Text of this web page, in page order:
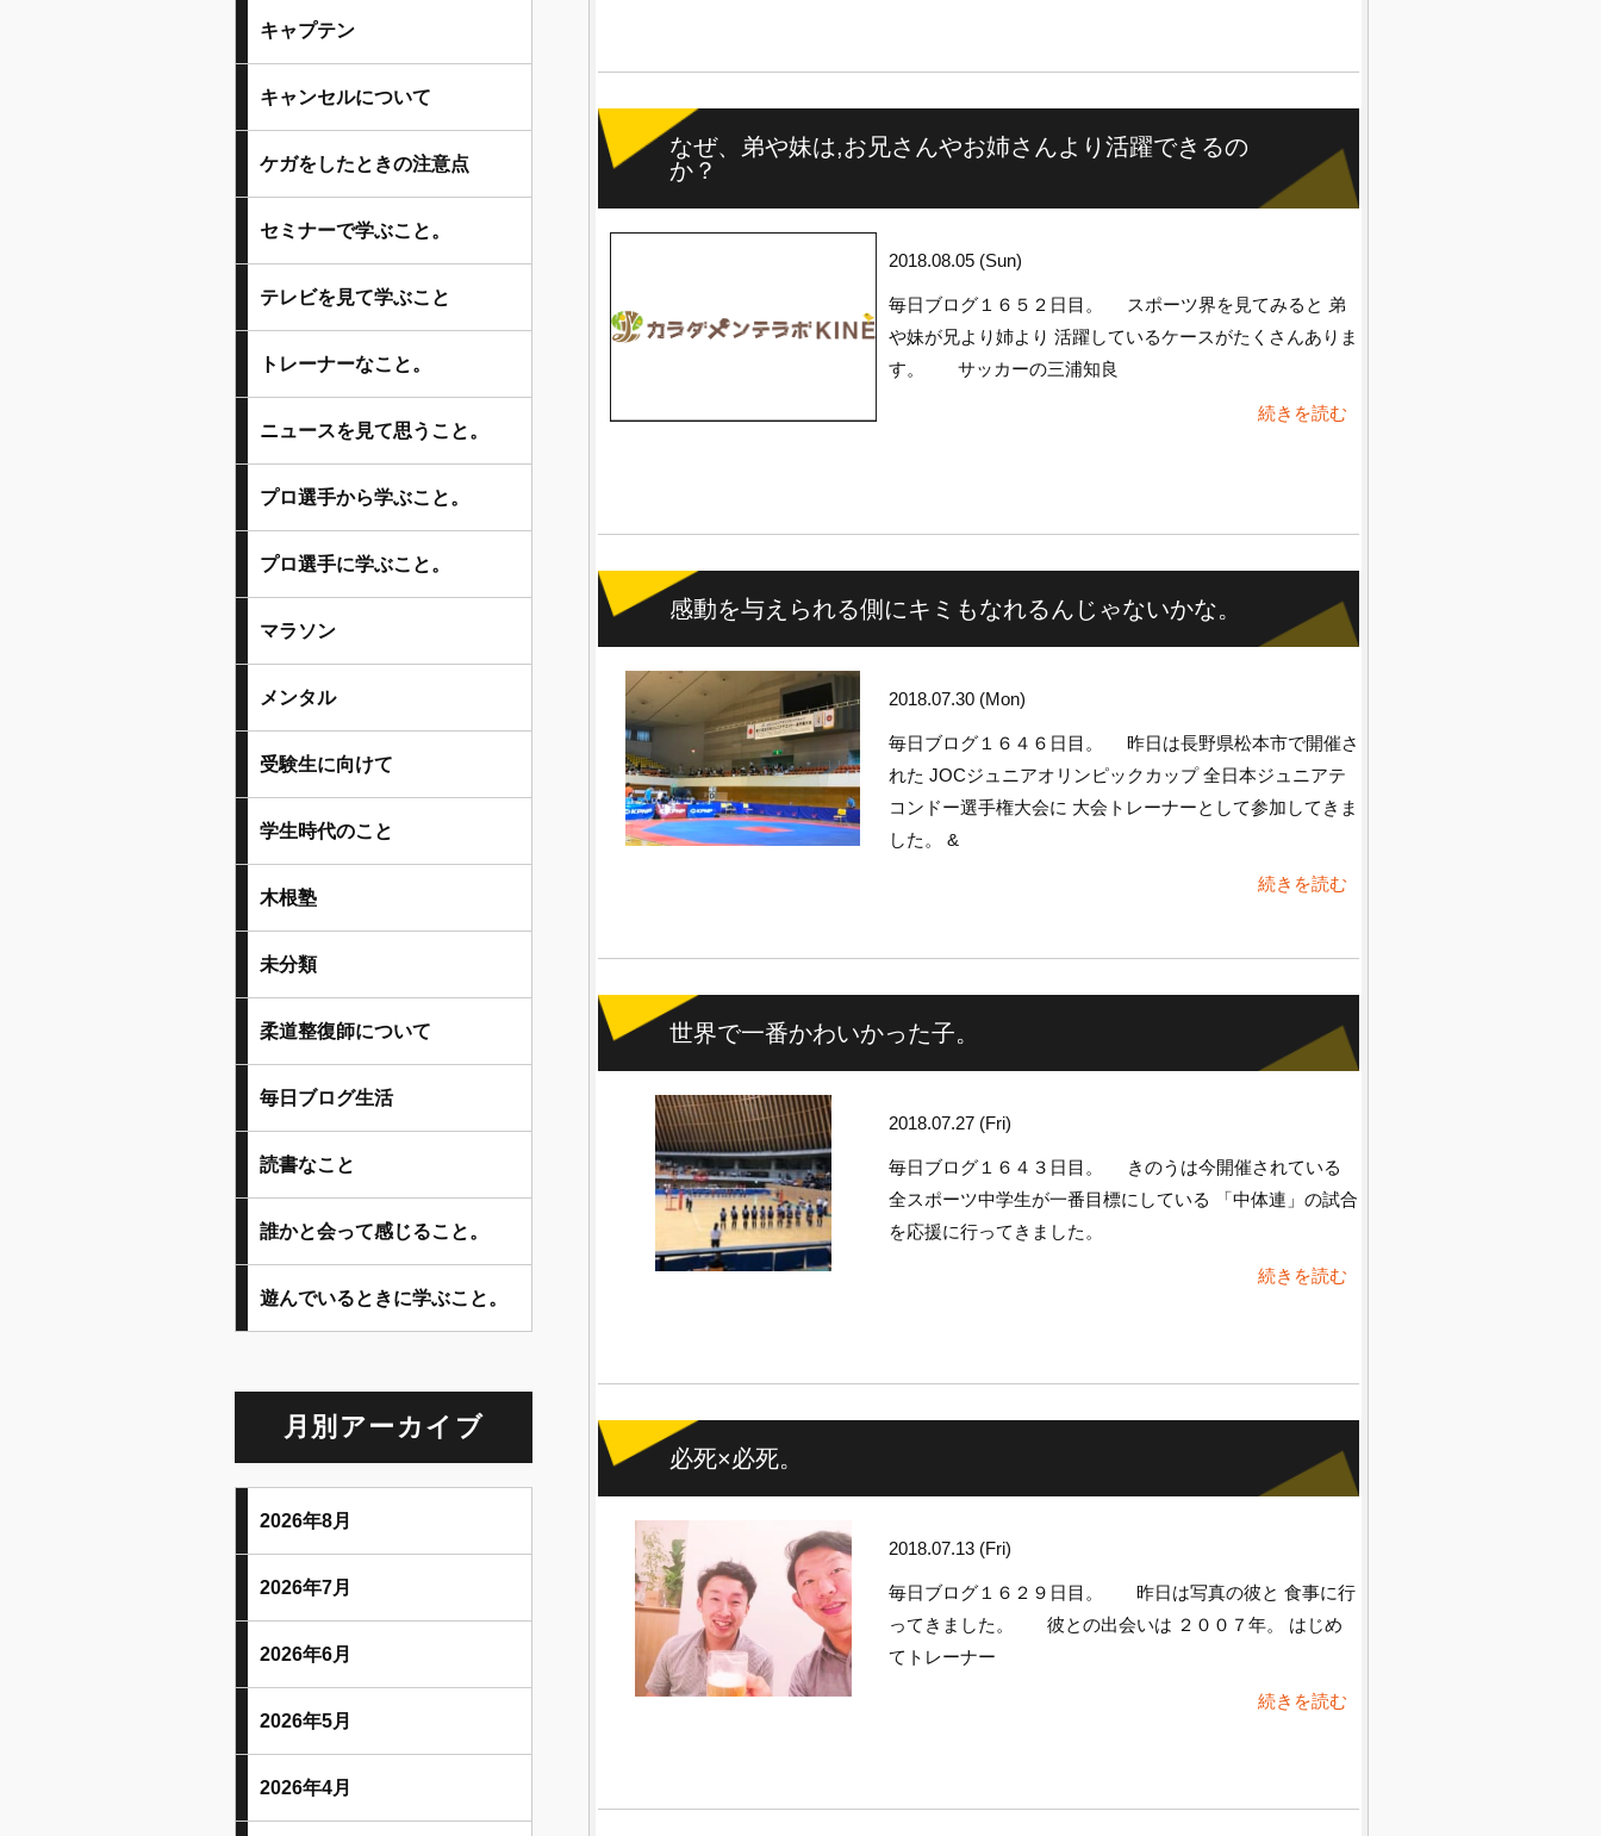
なぜ、弟や妹は,お兄さんやお姉さんより活躍できるの
か？
2018.08.05 (Sun)
毎日ブログ１６５２日目。 スポーツ界を見てみると 弟
や妹が兄より姉より 活躍しているケースがたくさんありま
す。 サッカーの三浦知良
続きを読む
感動を与えられる側にキミもなれるんじゃないかな。
2018.07.30 (Mon)
毎日ブログ１６４６日目。 昨日は長野県松本市で開催さ
れた JOCジュニアオリンピックカップ 全日本ジュニアテ
コンドー選手権大会に 大会トレーナーとして参加してきま
した。 &
続きを読む
世界で一番かわいかった子。
2018.07.27 (Fri)
毎日ブログ１６４３日目。 きのうは今開催されている
全スポーツ中学生が一番目標にしている 「中体連」の試合
を応援に行ってきました。
続きを読む
必死×必死。
2018.07.13 (Fri)
毎日ブログ１６２９日目。 昨日は写真の彼と 食事に行
ってきました。 彼との出会いは ２００７年。 はじめ
てトレーナー
続きを読む
キャプテン
キャンセルについて
ケガをしたときの注意点
セミナーで学ぶこと。
テレビを見て学ぶこと
トレーナーなこと。
ニュースを見て思うこと。
プロ選手から学ぶこと。
プロ選手に学ぶこと。
マラソン
メンタル
受験生に向けて
学生時代のこと
木根塾
未分類
柔道整復師について
毎日ブログ生活
読書なこと
誰かと会って感じること。
遊んでいるときに学ぶこと。
月別アーカイブ
2026年8月
2026年7月
2026年6月
2026年5月
2026年4月